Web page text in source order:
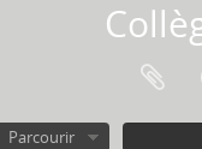
Parcourir